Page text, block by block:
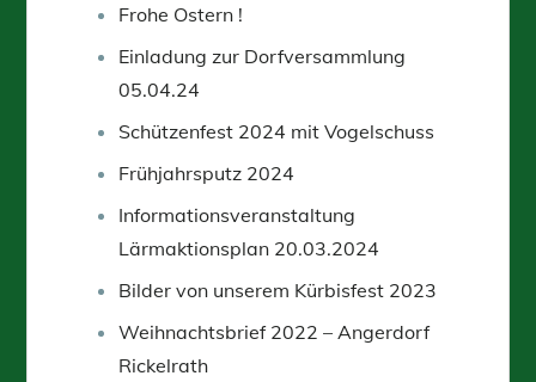
Frohe Ostern !
Einladung zur Dorfversammlung
05.04.24
Schützenfest 2024 mit Vogelschuss
Frühjahrsputz 2024
Informationsveranstaltung
Lärmaktionsplan 20.03.2024
Bilder von unserem Kürbisfest 2023
Weihnachtsbrief 2022 – Angerdorf
Rickelrath